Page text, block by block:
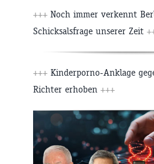
+++ Noch immer verkennt
Schicksalsfrage unserer Zeit
+++ Kinderporno-Anklage
Richter erhoben +++